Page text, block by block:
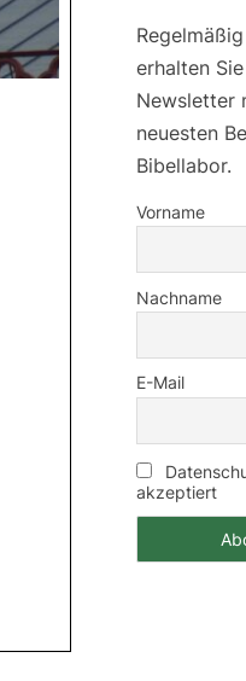
erhalten
Newsletter
neuesten
Bibellabor.
Vorname
Nachname
E-Mail
akzeptiert